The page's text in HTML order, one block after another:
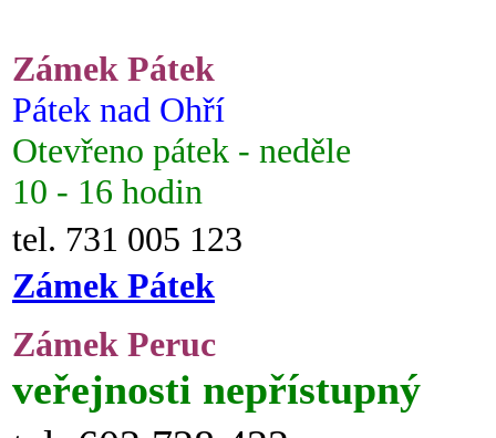
Zámek Pátek
Pátek nad Ohří
Otevřeno pátek - neděle
10 - 16 hodin
tel. 731 005 123
Zámek Pátek
Zámek Peruc
veřejnosti nepřístupný